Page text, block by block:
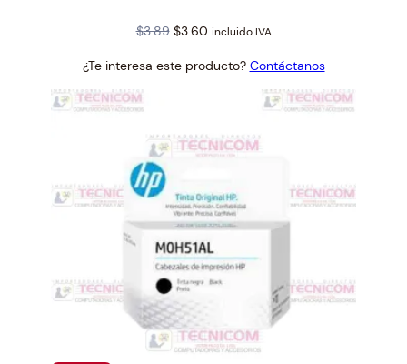
$3.89 Original
was:
$3.60Current
is:
incluido IVA
¿Te interesa este producto? Contáctanos